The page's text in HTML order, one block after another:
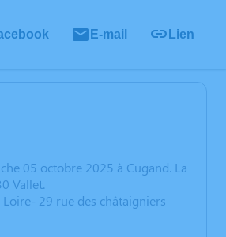
E-mail Lien
05 octobre 2025 à Cugand. La
Vallet.
29 rue des châtaigniers